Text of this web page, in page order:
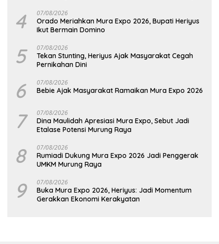
4 07/08/2026
Orado Meriahkan Mura Expo 2026, Bupati Heriyus
Ikut Bermain Domino
5 07/08/2026
Tekan Stunting, Heriyus Ajak Masyarakat Cegah
Pernikahan Dini
6 07/08/2026
Bebie Ajak Masyarakat Ramaikan Mura Expo 2026
7 07/08/2026
Dina Maulidah Apresiasi Mura Expo, Sebut Jadi
Etalase Potensi Murung Raya
8 07/08/2026
Rumiadi Dukung Mura Expo 2026 Jadi Penggerak
UMKM Murung Raya
9 07/08/2026
Buka Mura Expo 2026, Heriyus: Jadi Momentum
Gerakkan Ekonomi Kerakyatan